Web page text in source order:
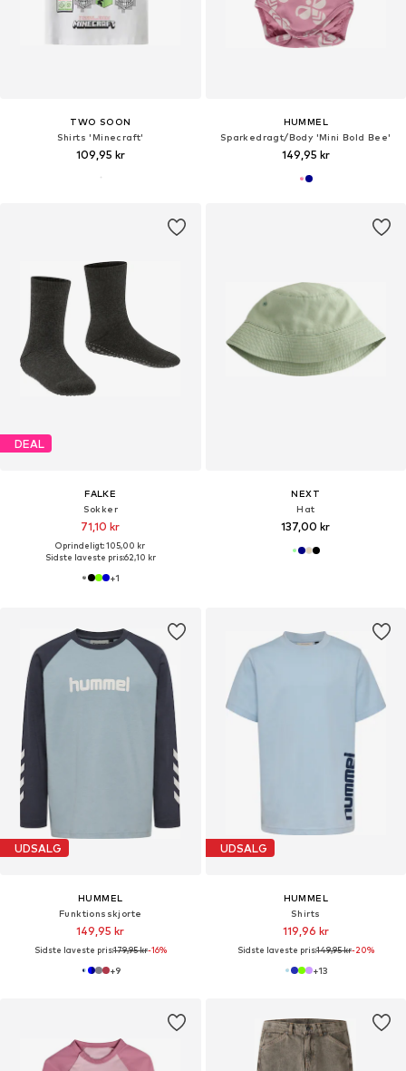
TWO SOON
Shirts 'Minecraft'
109,95 kr
HUMMEL
Sparkedragt/Body 'Mini Bold Bee'
149,95 kr
DEAL
FALKE
Sokker
71,10 kr
Oprindeligt: 105,00 kr
Sidste laveste pris:62,10 kr
+1
NEXT
Hat
137,00 kr
UDSALG
HUMMEL
Funktionsskjorte
149,95 kr
Sidste laveste pris:179,95 kr-16%
+9
UDSALG
HUMMEL
Shirts
119,96 kr
Sidste laveste pris:149,95 kr-20%
+13